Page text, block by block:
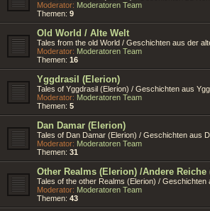
Moderator: Moderatoren Team
Themen: 9
Old World / Alte Welt
Tales from the old World / Geschichten aus der
Moderator: Moderatoren Team
Themen: 16
Yggdrasil (Elerion)
Tales of Yggdrasil (Elerion) / Geschichten aus
Moderator: Moderatoren Team
Themen: 5
Dan Damar (Elerion)
Tales of Dan Damar (Elerion) / Geschichten aus
Moderator: Moderatoren Team
Themen: 31
Other Realms (Elerion) /Andere Reiche
Tales of the other Realms (Elerion) / Geschichten
Moderator: Moderatoren Team
Themen: 43